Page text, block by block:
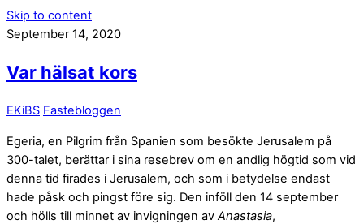
Skip to content
September 14, 2020
Var hälsat kors
EKiBS Fastebloggen
Egeria, en Pilgrim från Spanien som besökte Jerusalem på
300-talet, berättar i sina resebrev om en andlig högtid som vid
denna tid firades i Jerusalem, och som i betydelse endast
hade påsk och pingst före sig. Den inföll den 14 september
och hölls till minnet av invigningen av Anastasia,